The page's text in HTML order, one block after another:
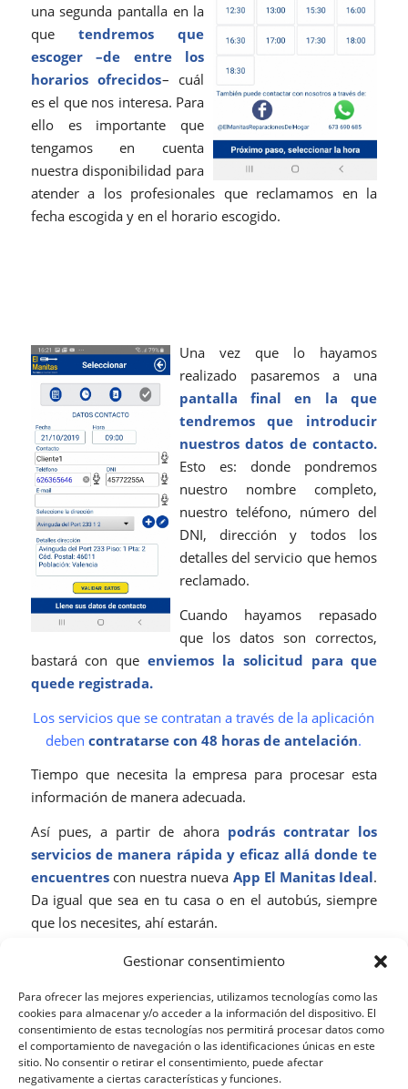
Gestionar consentimiento
Para ofrecer las mejores experiencias, utilizamos tecnologías como las
cookies para almacenar y/o acceder a la información del dispositivo. El
consentimiento de estas tecnologías nos permitirá procesar datos como
el comportamiento de navegación o las identificaciones únicas en este
sitio. No consentir o retirar el consentimiento, puede afectar
negativamente a ciertas características y funciones.
una segunda pantalla en la
quetendremos que
escoger –de entre los
horarios ofrecidos– cuál
es el que nos interesa. Para
ello es importante que
tengamos en cuenta
nuestra disponibilidad para
atender a los profesionales que reclamamos en la
fecha escogida y en el horario escogido.
Una vez que lo hayamos
realizado pasaremos a una
pantalla final en la que
tendremos que introducir
nuestros datos de contacto.
Esto es: donde pondremos
nuestro nombre completo,
nuestro teléfono, número del
DNI, dirección y todos los
detalles del servicio que hemos
reclamado.
Cuando hayamos repasado
que los datos son correctos,
bastará con queenviemos la solicitud para que
quede registrada.
Los servicios que se contratan a través de la aplicación
debencontratarse con 48 horas de antelación.
Tiempo que necesita la empresa para procesar esta
información de manera adecuada.
Así pues, a partir de ahorapodrás contratar los
servicios de manera rápida y eficaz allá donde te
encuentres con nuestra nueva App El Manitas Ideal.
Da igual que sea en tu casa o en el autobús, siempre
que los necesites, ahí estarán.
Recuerda quepara saber la amplia oferta que El
web.¡No lo dudes e instala la aplicación en tu
teléfono!Será como tener a un manitas a tu alcance
siempre que lo necesites.